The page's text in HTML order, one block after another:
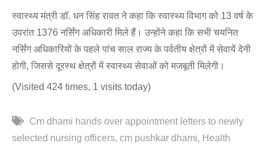
स्वास्थ्य मंत्री डॉ. धन सिंह रावत ने कहा कि स्वास्थ्य विभाग को 13 वर्ष के
उपरांत 1376 नर्सिंग अधिकारी मिले हैं। उन्होंने कहा कि सभी चयनित
नर्सिंग अधिकारियों के पहले पांच साल राज्य के पर्वतीय क्षेत्रों में सेवायें देनी
होगी, जिससे दूरस्थ क्षेत्रों में स्वास्थ्य सेवाओं को मजबूती मिलेगी।
(Visited 424 times, 1 visits today)
Cm dhami hands over appointment letters to newly
selected nursing officers cm pushkar dhami
Health